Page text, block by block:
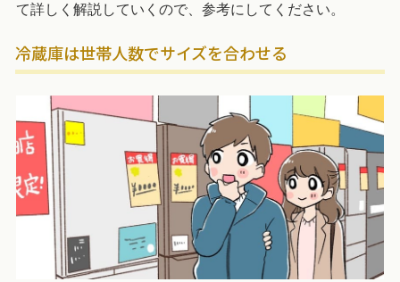
て詳しく解説していくので、参考にしてください。
冷蔵庫は世帯人数でサイズを合わせる